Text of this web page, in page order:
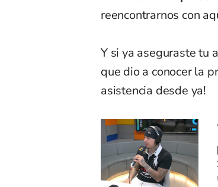
reencontrarnos con
Y si ya aseguraste tu
que dio a conocer la
asistencia desde ya!